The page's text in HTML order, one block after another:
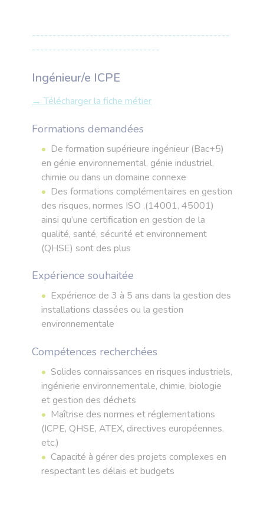
------------------------------------------------
-------------------------------
Ingénieur/e ICPE
→ Télécharger la fiche métier
Formations demandées
De formation supérieure ingénieur (Bac+5)
en génie environnemental, génie industriel,
chimie ou dans un domaine connexe
Des formations complémentaires en gestion
des risques, normes ISO ,(14001, 45001)
ainsi qu’une certification en gestion de la
qualité, santé, sécurité et environnement
(QHSE) sont des plus
Expérience souhaitée
Expérience de 3 à 5 ans dans la gestion des
installations classées ou la gestion
environnementale
Compétences recherchées
Solides connaissances en risques industriels,
ingénierie environnementale, chimie, biologie
et gestion des déchets
Maîtrise des normes et réglementations
(ICPE, QHSE, ATEX, directives européennes,
etc.)
Capacité à gérer des projets complexes en
respectant les délais et budgets